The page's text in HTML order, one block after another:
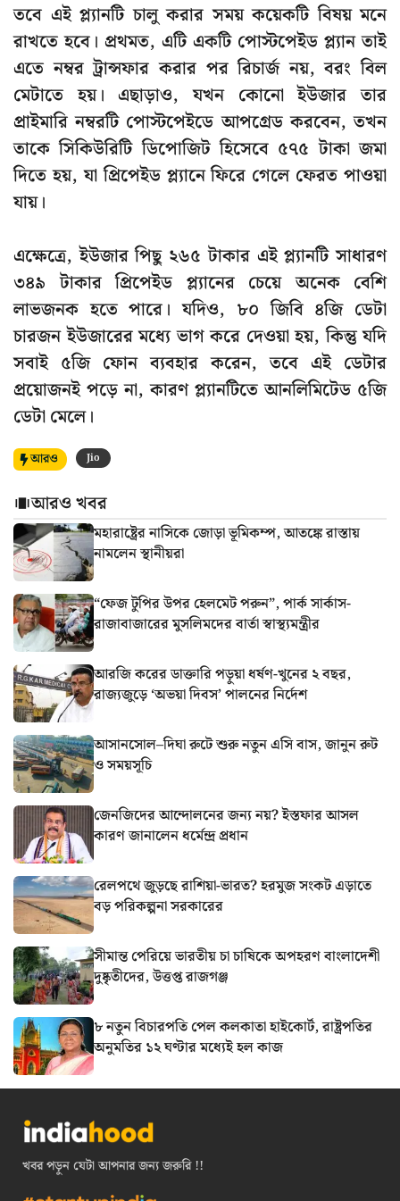
তবে এই প্ল্যানটি চালু করার সময় কয়েকটি বিষয় মনে
রাখতে হবে। প্রথমত, এটি একটি পোস্টপেইড প্ল্যান তাই
এতে নম্বর ট্রান্সফার করার পর রিচার্জ নয়, বরং বিল
মেটাতে হয়। এছাড়াও, যখন কোনো ইউজার তার
প্রাইমারি নম্বরটি পোস্টপেইডে আপগ্রেড করবেন, তখন
তাকে সিকিউরিটি ডিপোজিট হিসেবে ৫৭৫ টাকা জমা
দিতে হয়, যা প্রিপেইড প্ল্যানে ফিরে গেলে ফেরত পাওয়া
যায়।
এক্ষেত্রে, ইউজার পিছু ২৬৫ টাকার এই প্ল্যানটি সাধারণ
৩৪৯ টাকার প্রিপেইড প্ল্যানের চেয়ে অনেক বেশি
লাভজনক হতে পারে। যদিও, ৮০ জিবি ৪জি ডেটা
চারজন ইউজারের মধ্যে ভাগ করে দেওয়া হয়, কিন্তু যদি
সবাই ৫জি ফোন ব্যবহার করেন, তবে এই ডেটার
প্রয়োজনই পড়ে না, কারণ প্ল্যানটিতে আনলিমিটেড ৫জি
ডেটা মেলে।
আরও Jio
আরও খবর
মহারাষ্ট্রের নাসিকে জোড়া ভূমিকম্প, আতঙ্কে রাস্তায়
নামলেন স্থানীয়রা
“ফেজ টুপির উপর হেলমেট পরুন”, পার্ক সার্কাস-
রাজাবাজারের মুসলিমদের বার্তা স্বাস্থ্যমন্ত্রীর
আরজি করের ডাক্তারি পড়ুয়া ধর্ষণ-খুনের ২ বছর,
রাজ্যজুড়ে ‘অভয়া দিবস’ পালনের নির্দেশ
আসানসোল–দিঘা রুটে শুরু নতুন এসি বাস, জানুন রুট
ও সময়সূচি
জেনজিদের আন্দোলনের জন্য নয়? ইস্তফার আসল
কারণ জানালেন ধর্মেন্দ্র প্রধান
রেলপথে জুড়ছে রাশিয়া-ভারত? হরমুজ সংকট এড়াতে
বড় পরিকল্পনা সরকারের
সীমান্ত পেরিয়ে ভারতীয় চা চাষিকে অপহরণ বাংলাদেশী
দুষ্কৃতীদের, উত্তপ্ত রাজগঞ্জ
৮ নতুন বিচারপতি পেল কলকাতা হাইকোর্ট, রাষ্ট্রপতির
অনুমতির ১২ ঘণ্টার মধ্যেই হল কাজ
খবর পড়ুন যেটা আপনার জন্য জরুরি !!